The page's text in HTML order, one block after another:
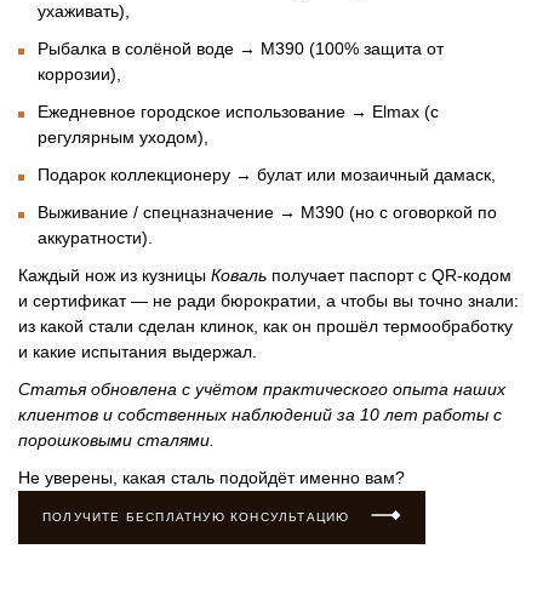
ухаживать),
Рыбалка в солёной воде → М390 (100% защита от
коррозии),
Ежедневное городское использование → Elmax (с
регулярным уходом),
Подарок коллекционеру → булатили мозаичный дамаск,
Выживание / спецназначение → М390 (но с оговоркой по
аккуратности).
Каждый нож из кузницы Коваль получает паспорт с QR-кодом
и сертификат — не ради бюрократии, а чтобы вы точно знали:
из какой стали сделан клинок, как он прошёл термообработку
и какие испытания выдержал.
Статья обновлена с учётом практического опыта наших
клиентов и собственных наблюдений за 10 лет работы с
порошковыми сталями.
Не уверены, какая сталь подойдёт именно вам?
ПОЛУЧИТЕ БЕСПЛАТНУЮ КОНСУЛЬТАЦИЮ